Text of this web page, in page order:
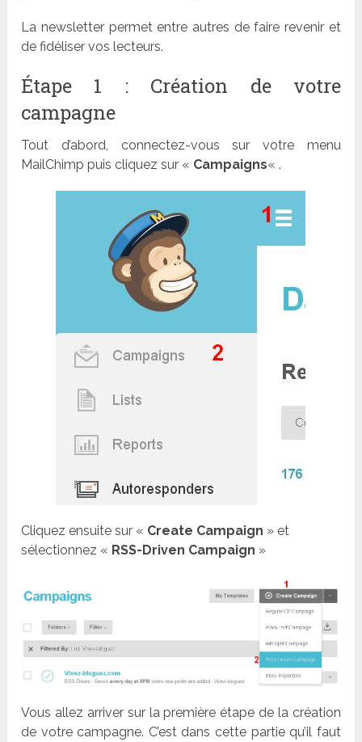
La newsletter permet entre autres de faire revenir et
de fidéliser vos lecteurs.
Étape 1 : Création de votre
campagne
Tout d’abord, connectez-vous sur votre menu
MailChimp puis cliquez sur « Campaigns« .
Cliquez ensuite sur « Create Campaign » et
sélectionnez « RSS-Driven Campaign »
Vous allez arriver sur la première étape de la création
de votre campagne. C’est dans cette partie qu’il faut